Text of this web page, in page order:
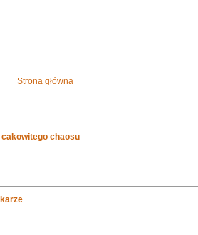
Strona główna
chaosu